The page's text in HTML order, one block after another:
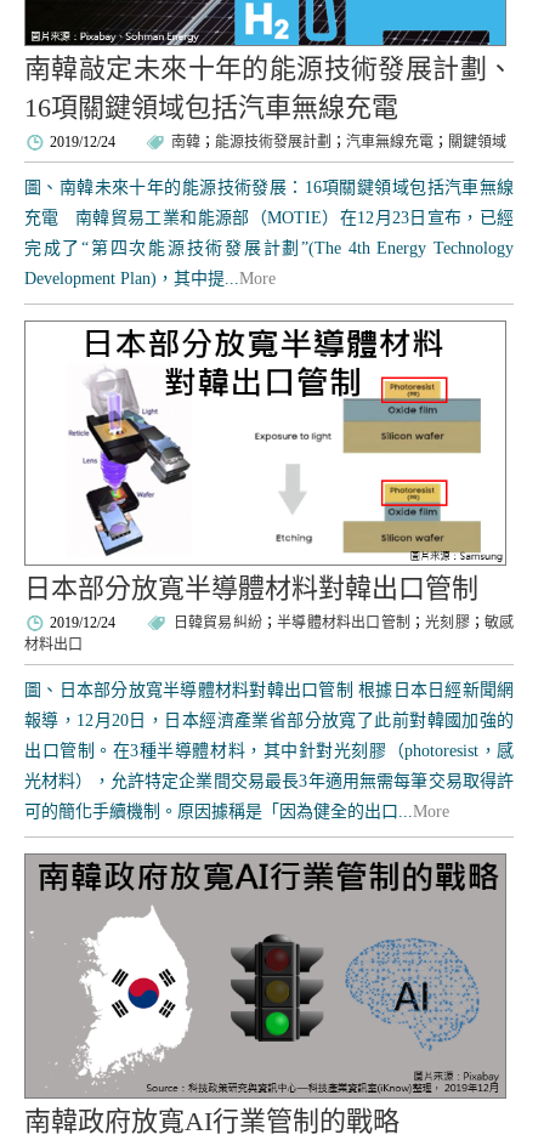
南韓敲定未來十年的能源技術發展計劃、
16項關鍵領域包括汽車無線充電
2019/12/24 南韓 ； 能源技術發展計劃 ； 汽車無線充電 ； 關鍵領域
圖、南韓未來十年的能源技術發展：16項關鍵領域包括汽車無線
充電 南韓貿易工業和能源部（MOTIE）在12月23日宣布，已經
完成了“第四次能源技術發展計劃”(The 4th Energy Technology
Development Plan)，其中提...More
日本部分放寬半導體材料對韓出口管制
2019/12/24 日韓貿易糾紛； 半導體材料出口管制 ； 光刻膠； 敏感
材料出口
圖、日本部分放寬半導體材料對韓出口管制 根據日本日經新聞網
報導，12月20日，日本經濟產業省部分放寬了此前對韓國加強的
出口管制。在3種半導體材料，其中針對光刻膠（photoresist，感
光材料），允許特定企業間交易最長3年適用無需每筆交易取得許
可的簡化手續機制。原因據稱是「因為健全的出口...More
南韓政府放寬AI行業管制的戰略